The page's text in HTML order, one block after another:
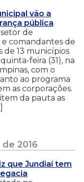
vão a
pública
de
comandantes de
de 13 municípios
feira (31), na
com o
ao programa
as corporações.
da pauta as
2016
que Jundiaí tem